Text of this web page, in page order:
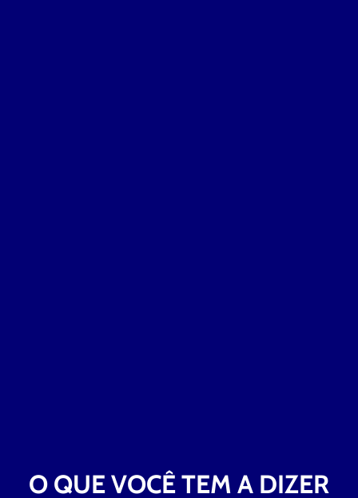
O QUE VOCÊ TEM A DIZER